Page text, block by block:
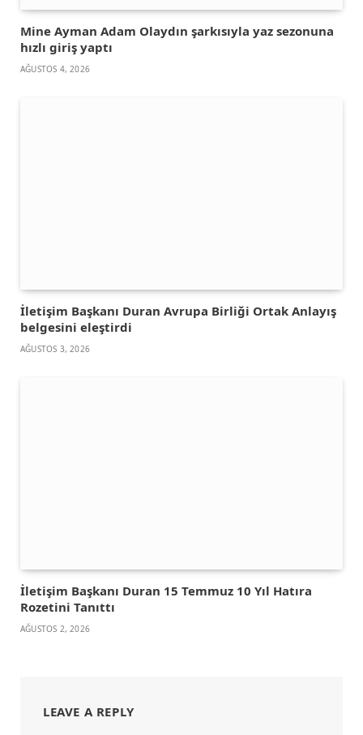
Mine Ayman Adam Olaydın şarkısıyla yaz sezonuna
hızlı giriş yaptı
AĞUSTOS 4, 2026
İletişim Başkanı Duran Avrupa Birliği Ortak Anlayış
belgesini eleştirdi
AĞUSTOS 3, 2026
İletişim Başkanı Duran 15 Temmuz 10 Yıl Hatıra
Rozetini Tanıttı
AĞUSTOS 2, 2026
LEAVE A REPLY